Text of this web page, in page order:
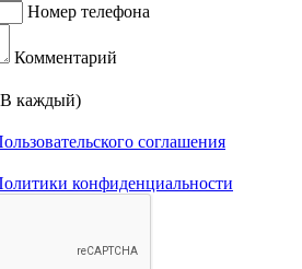
Номер телефона
Комментарий
каждый)
соглашения
конфиденциальности